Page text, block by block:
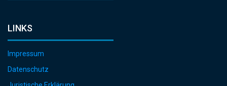
LINKS
Impressum
Datenschutz